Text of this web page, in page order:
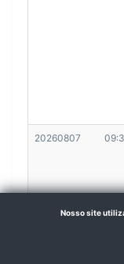
20260807
Nosso site